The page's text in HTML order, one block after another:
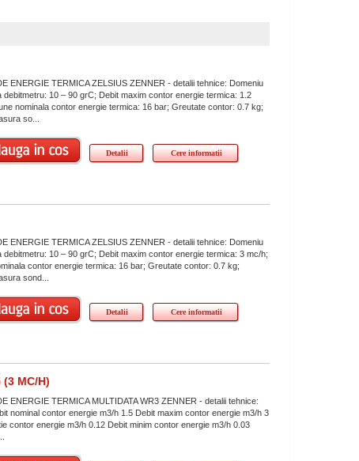
ENERGIE TERMICA ZELSIUS ZENNER - detalii tehnice: Domeniu
debitmetru: 10 – 90 grC; Debit maxim contor energie termica: 1.2
nominala contor energie termica: 16 bar; Greutate contor: 0.7 kg;
so...
Detalii Cere informatii
ENERGIE TERMICA ZELSIUS ZENNER - detalii tehnice: Domeniu
debitmetru: 10 – 90 grC; Debit maxim contor energie termica: 3 mc/h;
contor energie termica: 16 bar; Greutate contor: 0.7 kg;
sond...
Detalii Cere informatii
(3 MC/H)
ENERGIE TERMICA MULTIDATA WR3 ZENNER - detalii tehnice:
nominal contor energie m3/h 1.5 Debit maxim contor energie m3/h 3
contor energie m3/h 0.12 Debit minim contor energie m3/h 0.03